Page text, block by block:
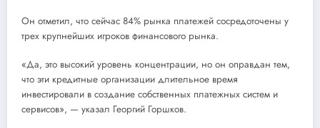
Он отметил, что сейчас 84% рынка платежей сосредоточены у
трех крупнейших игроков финансового рынка.
«Да, это высокий уровень концентрации, но он оправдан тем,
что эти кредитные организации длительное время
инвестировали в создание собственных платежных систем и
сервисов», — указал Георгий Горшков.